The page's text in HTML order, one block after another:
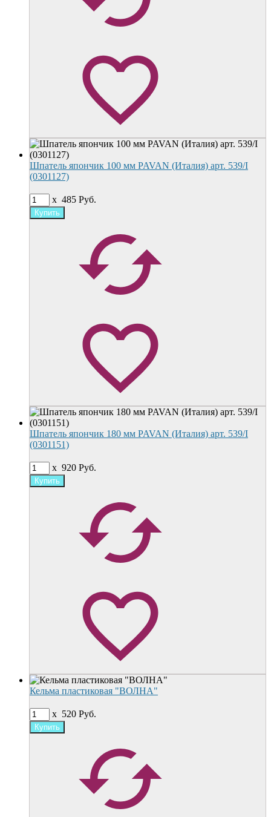
Шпатель япончик 100 мм PAVAN (Италия) арт. 539/I
(0301127)
x 485 Руб.
Шпатель япончик 180 мм PAVAN (Италия) арт. 539/I
(0301151)
x 920 Руб.
Кельма пластиковая "ВОЛНА"
x 520 Руб.